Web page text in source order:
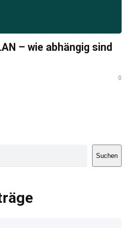
– wie abhängig sind
0
Suchen